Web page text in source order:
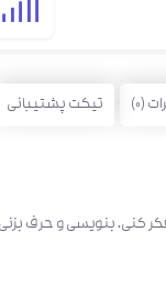
(0) تیکت پشتیبانی
کنی، بنویسی و حرف